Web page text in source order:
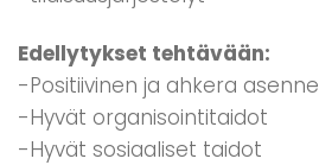
Edellytykset tehtävään:
-Positiivinen ja ahkera asenne
-Hyvät organisointitaidot
-Hyvät sosiaaliset taidot